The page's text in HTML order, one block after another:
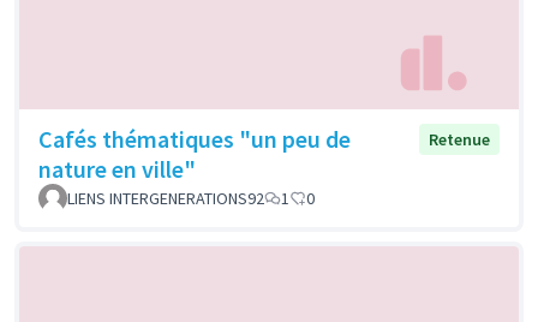
Cafés thématiques "un peu de
nature en ville"
Retenue
LIENS INTERGENERATIONS92 1 0